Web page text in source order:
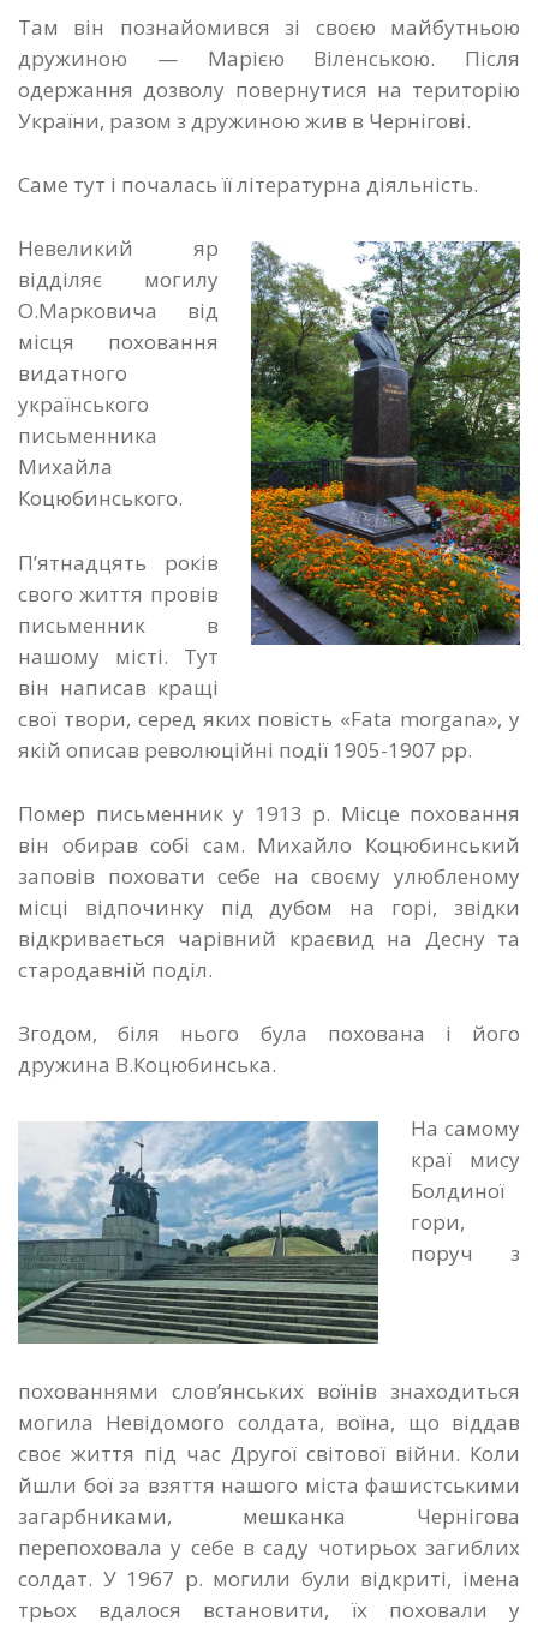
Там він познайомився зі своєю майбутньою
дружиною — Марією Віленською. Після
одержання дозволу повернутися на територію
України, разом з дружиною жив в Чернігові.
Саме тут і почалась її літературна діяльність.
Невеликий яр
відділяє могилу
О.Марковича від
місця поховання
видатного
українського
письменника
Михайла
Коцюбинського.
П’ятнадцять років
свого життя провів
письменник в
нашому місті. Тут
він написав кращі
свої твори, серед яких повість «Fata morgana», у
якій описав революційні події 1905-1907 рр.
Помер письменник у 1913 р. Місце поховання
він обирав собі сам. Михайло Коцюбинський
заповів поховати себе на своєму улюбленому
місці відпочинку під дубом на горі, звідки
відкривається чарівний краєвид на Десну та
стародавній поділ.
Згодом, біля нього була похована і його
дружина В.Коцюбинська.
На самому
краї мису
Болдиної
гори,
поруч з
похованнями слов’янських воїнів знаходиться
могила Невідомого солдата, воїна, що віддав
своє життя під час Другої світової війни. Коли
йшли бої за взяття нашого міста фашистськими
загарбниками, мешканка Чернігова
перепоховала у себе в саду чотирьох загиблих
солдат. У 1967 р. могили були відкриті, імена
трьох вдалося встановити, їх поховали у